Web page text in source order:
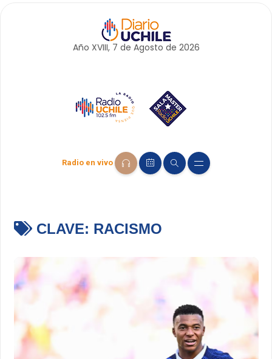
Año XVIII, 7 de Agosto de 2026
Radio en vivo
CLAVE: RACISMO